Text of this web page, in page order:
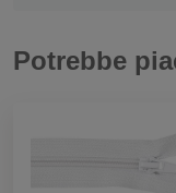
Potrebbe